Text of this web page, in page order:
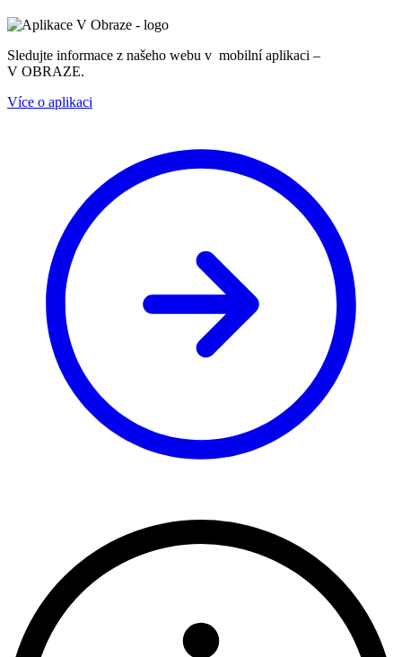
Sledujte informace z našeho webu v mobilní aplikaci –
V OBRAZE.
Více o aplikaci